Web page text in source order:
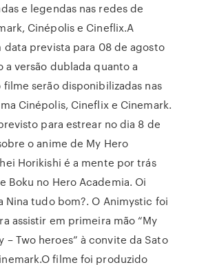
e legendas nas redes de
Cinépolis e Cineflix.A
prevista para 08 de agosto
a versão dublada quanto a
serão disponibilizadas nas
Cinépolis, Cineflix e Cinemark.
para estrear no dia 8 de
o anime de My Hero
Horikishi é a mente por trás
Boku no Hero Academia. Oi
Nina tudo bom?. O Animystic foi
assistir em primeira mão “My
– Two heroes” à convite da Sato
filme foi produzido